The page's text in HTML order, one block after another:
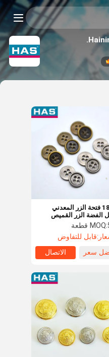
18L 4 فتحة الزر المعدني
الفضة الزر القميص
مستديرة رقيقةMOQ:
قابل للتفاوض
سعر
الاتصال